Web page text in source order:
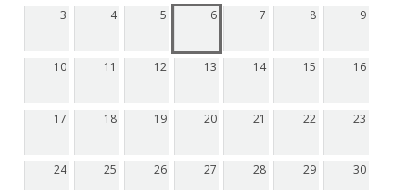
3 4 5 6 7 8 9
10 11 12 13 14 15 16
17 18 19 20 21 22 23
24 25 26 27 28 29 30